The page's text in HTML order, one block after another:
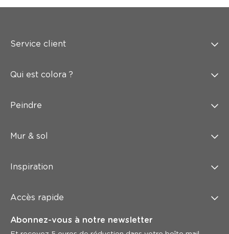
Service client
Qui est colora ?
Peindre
Mur & sol
Inspiration
Accès rapide
Abonnez-vous à notre newsletter